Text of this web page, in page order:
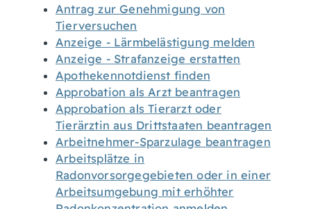
Antrag zur Genehmigung von
Tierversuchen
Anzeige - Lärmbelästigung melden
Anzeige - Strafanzeige erstatten
Apothekennotdienst finden
Approbation als Arzt beantragen
Approbation als Tierarzt oder
Tierärztin aus Drittstaaten beantragen
Arbeitnehmer-Sparzulage beantragen
Arbeitsplätze in
Radonvorsorgegebieten oder in einer
Arbeitsumgebung mit erhöhter